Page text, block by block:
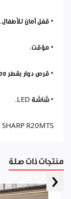
‹
• قفل أمان للأطفال.
• مؤقت.
• قرص دوار بقطر ٢٥٥ مم.
• شاشة LED.
SHARP R20MTS
منتجات ذات صلة